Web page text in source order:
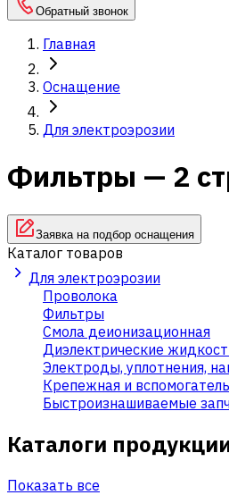
Обратный звонок
Главная
Оснащение
Для электроэрозии
Фильтры — 2
Заявка на подбор оснащения
Каталог товаров
Для электроэрозии
Проволока
Фильтры
Смола деионизационная
Диэлектрические
Электроды, уплотнения,
Крепежная и
Быстроизнашиваемые
Каталоги
Показать все